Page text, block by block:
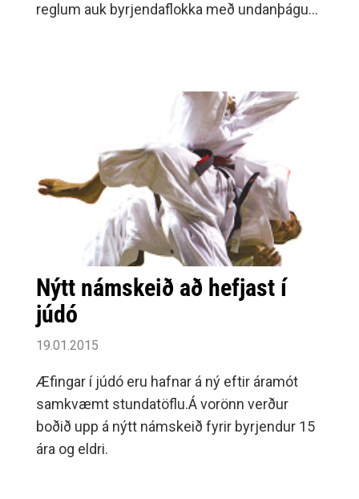
reglum auk byrjendaflokka með undanþágum
Nýtt námskeið að hefjast í
júdó
19.01.2015
Æfingar í júdó eru hafnar á ný eftir áramót
samkvæmt stundatöflu.Á vorönn verður
boðið upp á nýtt námskeið fyrir byrjendur 15
ára og eldri.